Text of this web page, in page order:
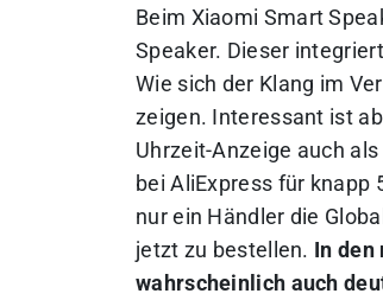
Beim Xiaomi Smart
Speaker. Dieser
Wie sich der Klang im
zeigen. Interessant ist
Uhrzeit-Anzeige auch
bei AliExpress für knapp
nur ein Händler die
jetzt zu bestellen. In
wahrscheinlich auch